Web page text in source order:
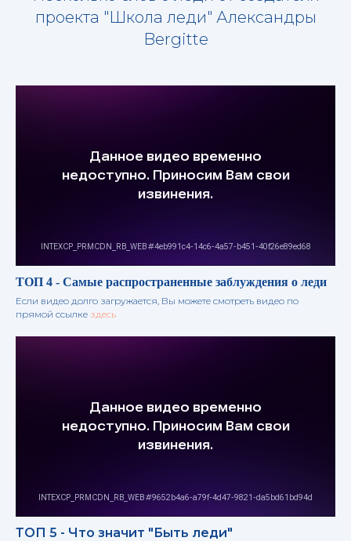
проекта "Школа леди" Александры
Bergitte
ТОП 4 - Самые распространенные заблуждения о леди
Если видео долго загружается, Вы можете смотреть видео по
прямой ссылке здесь
ТОП 5 - Что значит "Быть леди"